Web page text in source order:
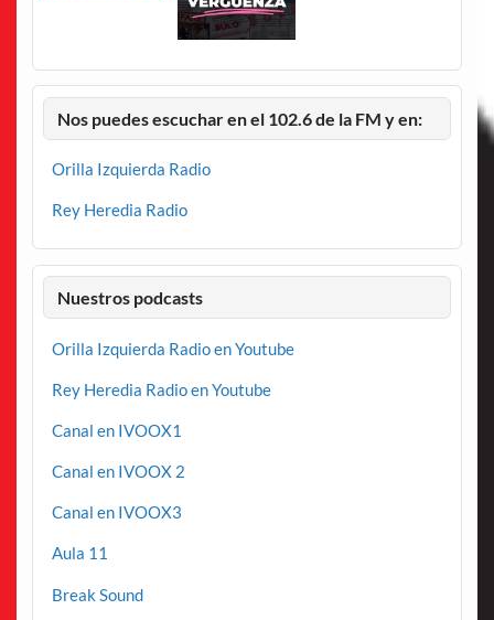
Nos puedes escuchar en el 102.6 de la FM y en:
Orilla Izquierda Radio
Rey Heredia Radio
Nuestros podcasts
Orilla Izquierda Radio en Youtube
Rey Heredia Radio en Youtube
Canal en IVOOX1
Canal en IVOOX 2
Canal en IVOOX3
Aula 11
Break Sound